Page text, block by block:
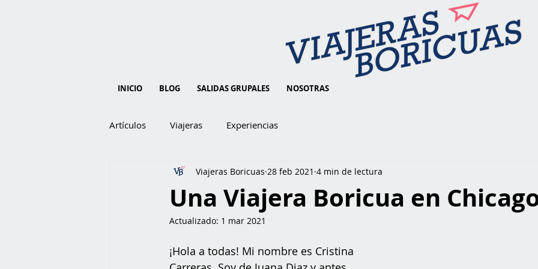
INICIO BLOG SALIDAS GRUPALES NOSOTRAS
Artículos Viajeras Experiencias
Una Viajera Boricua en
Viajeras Boricuas 28 feb 2021 4 min de lectura
Actualizado: 1 mar 2021
¡Hola a todas! Mi nombre es Cristina